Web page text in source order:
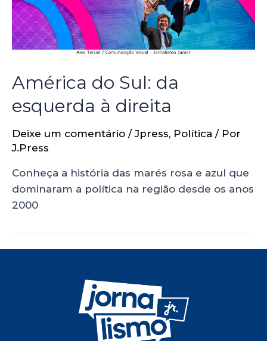
América do Sul: da
esquerda à direita
Deixe um comentário /Jpress, Política / Por
J.Press
Conheça a história das marés rosa e azul que
dominaram a política na região desde os anos
2000